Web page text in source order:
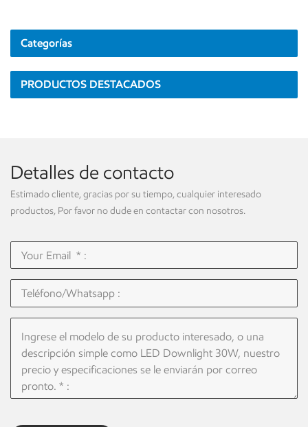
Categorías
PRODUCTOS DESTACADOS
Detalles de contacto
Estimado cliente, gracias por su tiempo, cualquier interesado
productos, Por favor no dude en contactar con nosotros.